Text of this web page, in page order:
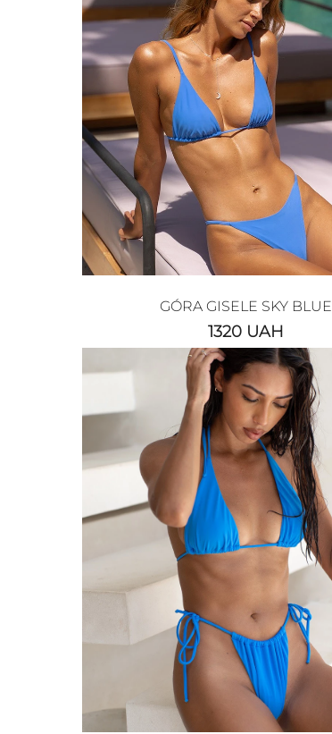
GÓRA GISELE SKY BLUE
1320 UAH